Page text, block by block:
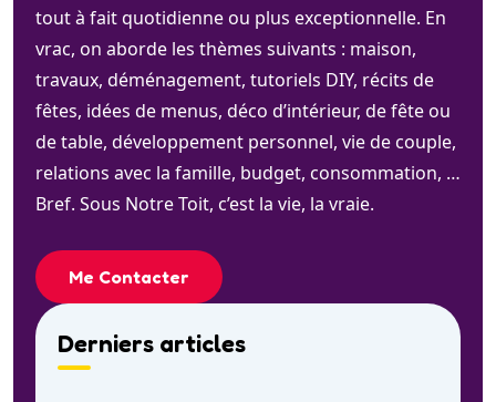
tout à fait quotidienne ou plus exceptionnelle. En
vrac, on aborde les thèmes suivants : maison,
travaux, déménagement, tutoriels DIY, récits de
fêtes, idées de menus, déco d’intérieur, de fête ou
de table, développement personnel, vie de couple,
relations avec la famille, budget, consommation, …
Bref. Sous Notre Toit, c’est la vie, la vraie.
Me Contacter
Derniers articles